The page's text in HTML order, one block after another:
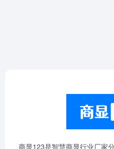
商显123是智慧商显行业厂家